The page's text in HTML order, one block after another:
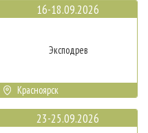
16-18.09.2026
Эксподрев
Красноярск
23-25.09.2026